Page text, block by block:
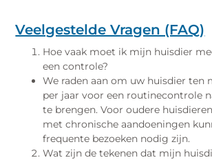
Veelgestelde Vragen (FAQ)
Hoe vaak moet ik mijn huisdier
een controle?
We raden aan om uw huisdier ten
per jaar voor een routinecontrole
te brengen. Voor oudere
met chronische aandoeningen
frequente bezoeken nodig zijn.
Wat zijn de tekenen dat mijn